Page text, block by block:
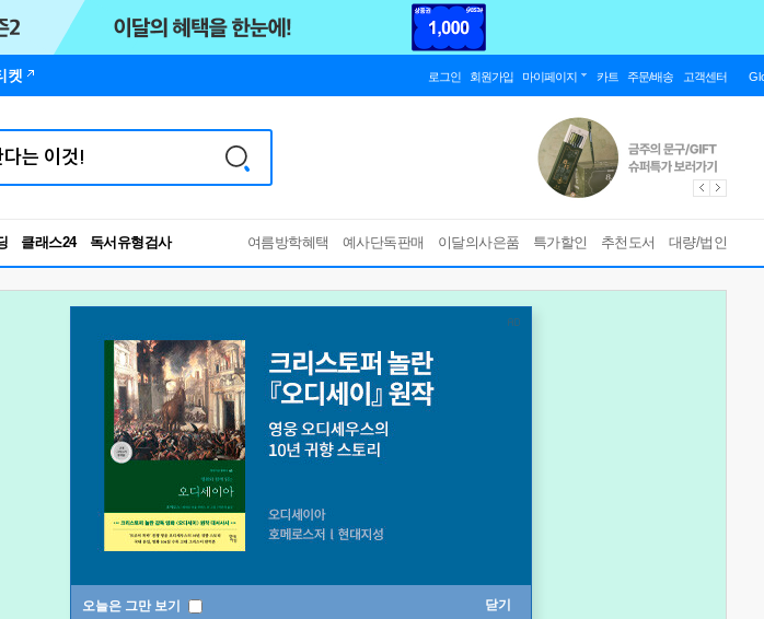
켓 로그인 회원가입 마이페이지 카트 주문/배송 고객센터
클래스24
RBTI Lab
독서유형검사
여름방학혜택 예사단독판매 이달의사은품 특가할인 추천도서 대량/법인
오늘은 그만 보기 닫기